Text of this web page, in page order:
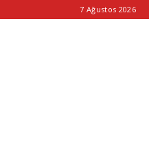
7 Ağustos 2026